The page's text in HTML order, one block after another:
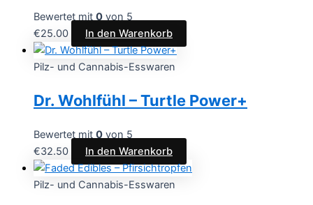
Bewertet mit 0 von 5
€25.00 In den Warenkorb
Pilz- und Cannabis-Esswaren
Dr. Wohlfühl – Turtle Power+
Bewertet mit 0 von 5
€32.50 In den Warenkorb
Pilz- und Cannabis-Esswaren